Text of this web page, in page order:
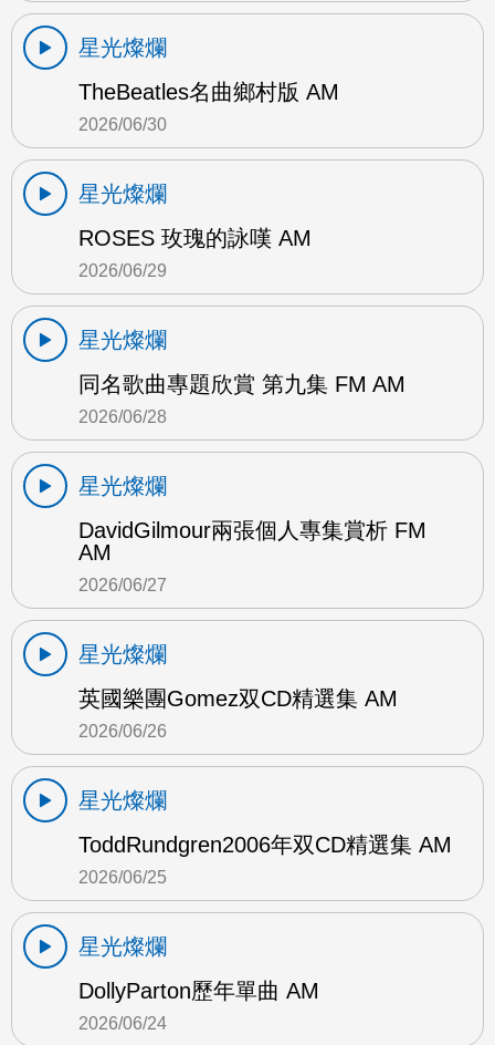
星光燦爛
TheBeatles名曲鄉村版 AM
2026/06/30
星光燦爛
ROSES 玫瑰的詠嘆 AM
2026/06/29
星光燦爛
同名歌曲專題欣賞 第九集 FM AM
2026/06/28
星光燦爛
DavidGilmour兩張個人專集賞析 FM
AM
2026/06/27
星光燦爛
英國樂團Gomez双CD精選集 AM
2026/06/26
星光燦爛
ToddRundgren2006年双CD精選集 AM
2026/06/25
星光燦爛
DollyParton歷年單曲 AM
2026/06/24